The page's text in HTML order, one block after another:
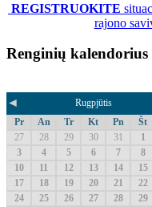
REGISTRUOKITE
rajono
Renginių kalendorius
◄ Rugpjūtis
Pr An Tr Kt Pn Št
27
28 29 30 31 1
3
4 5 6 7 8
10
11 12 13 14 15
17
18 19 20 21 22
24
25 26 27 28 29